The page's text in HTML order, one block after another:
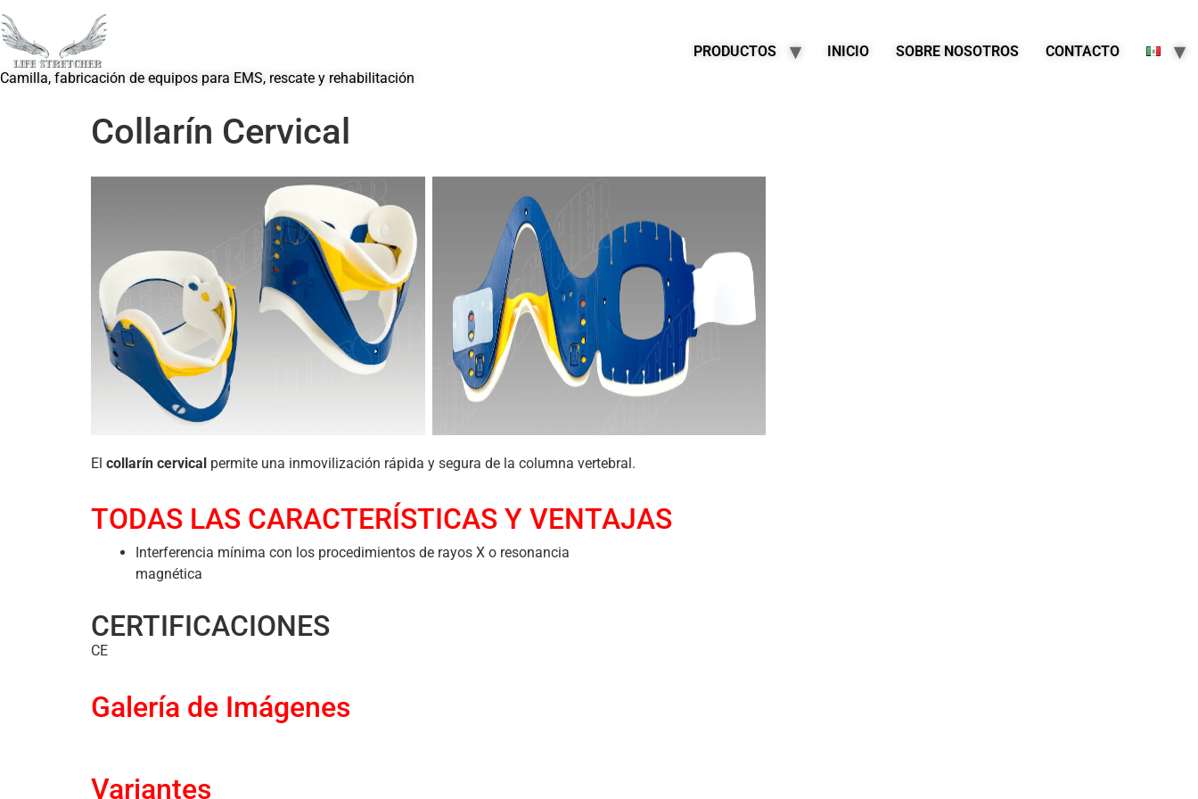
Camilla, fabricación de equipos para EMS, rescate y rehabilitación
PRODUCTOS INICIO SOBRE NOSOTROS CONTACTO
Collarín Cervical
El collarín cervical permite una inmovilización rápida y segura de la columna vertebral.
TODAS LAS CARACTERÍSTICAS Y VENTAJAS
Interferencia mínima con los procedimientos de rayos X o resonancia
magnética
CERTIFICACIONES
CE
Galería de Imágenes
Variantes